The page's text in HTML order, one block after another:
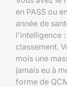
en PASS ou
année de
l'intelligence
classement.
mois une
jamais eu à
forme de